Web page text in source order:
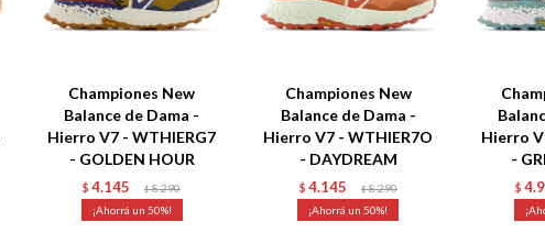
Championes New
Balance de Dama -
Hierro V7 - WTHIERG7
- GOLDEN HOUR
$ 4.145 $ 8.290
50
Championes New
Balance de Dama -
Hierro V7 - WTHIER7O
- DAYDREAM
$ 4.145 $ 8.290
50
Hierro
-
$